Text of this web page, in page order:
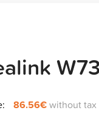
košíku.
86.56€without tax